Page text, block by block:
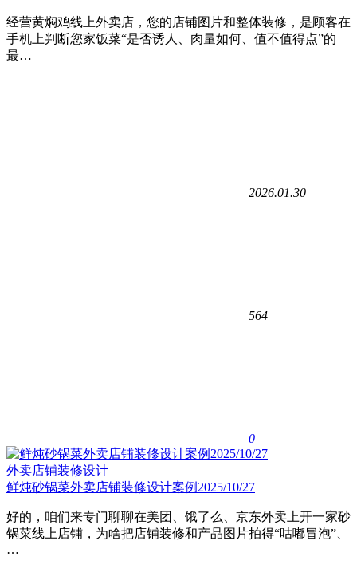
经营黄焖鸡线上外卖店，您的店铺图片和整体装修，是顾客在
手机上判断您家饭菜“是否诱人、肉量如何、值不值得点”的
最…
2026.01.30
564
0
外卖店铺装修设计
鲜炖砂锅菜外卖店铺装修设计案例2025/10/27
好的，咱们来专门聊聊在美团、饿了么、京东外卖上开一家砂
锅菜线上店铺，为啥把店铺装修和产品图片拍得“咕嘟冒泡”、
…